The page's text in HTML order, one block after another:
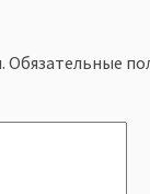
Обязательные